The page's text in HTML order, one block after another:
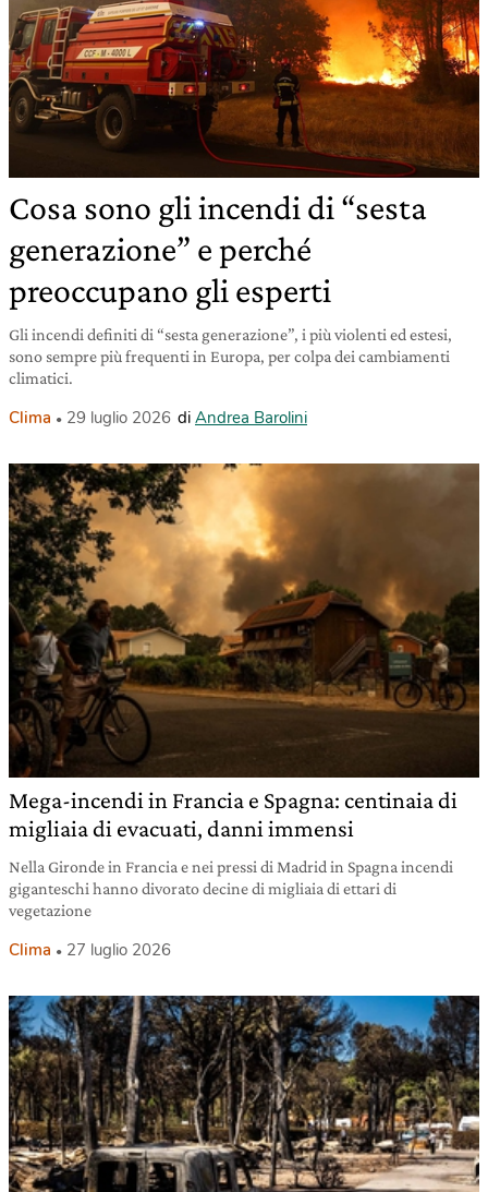
Cosa sono gli incendi di “sesta
generazione” e perché
preoccupano gli esperti
Gli incendi definiti di “sesta generazione”, i più violenti ed estesi,
sono sempre più frequenti in Europa, per colpa dei cambiamenti
climatici.
Clima 29 luglio 2026 di Andrea Barolini
Mega-incendi in Francia e Spagna: centinaia di
migliaia di evacuati, danni immensi
Nella Gironde in Francia e nei pressi di Madrid in Spagna incendi
giganteschi hanno divorato decine di migliaia di ettari di
vegetazione
Clima 27 luglio 2026